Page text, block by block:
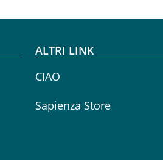
ALTRI LINK
CIAO
Sapienza Store